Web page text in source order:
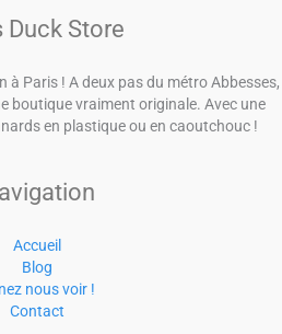
Duck Store
à Paris ! A deux pas du métro Abbesses,
boutique vraiment originale. Avec une
en plastique ou en caoutchouc !
Accueil
Blog
nous voir !
Contact